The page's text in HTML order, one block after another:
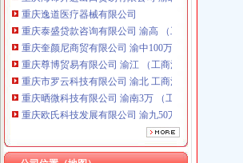
重庆泰盛贷款咨询有限公司 渝高 （工商注册）
重庆奎颜尼商贸有限公司 渝中100万 （工商注册）
重庆尊博贸易有限公司 渝江 （工商注册）
重庆市罗云科技有限公司 渝北 工商注册
重庆晒微科技有限公司 渝南3万 （工商注册）
重庆欧氏科技发展有限公司 渝九50万 （进出口权）
重庆集氏科技有限公司 渝沙50万 （进出口权）
上海蓝天房屋装饰工程有限公司重庆分公司 渝北 （
重庆华康假肢矫形有限公司 渝中120万 （增资）